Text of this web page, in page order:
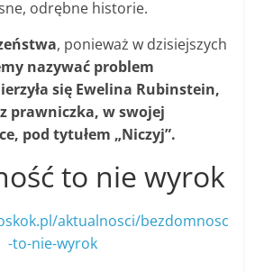
odrębne historie.
, ponieważ w dzisiejszych
nazywać problem
się Ewelina Rubinstein,
prawniczka, w swojej
pod tytułem „Niczyj”.
to nie wyrok
aktualnosci/bezdomnosc
-to-nie-wyrok